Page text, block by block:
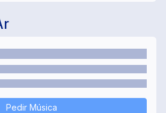
Pedir Música